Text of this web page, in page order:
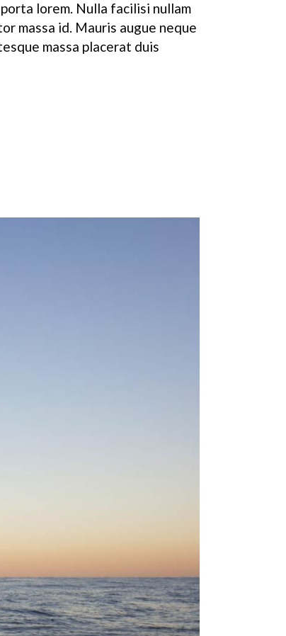
lorem. Nulla facilisi nullam
massa id. Mauris augue neque
massa placerat duis